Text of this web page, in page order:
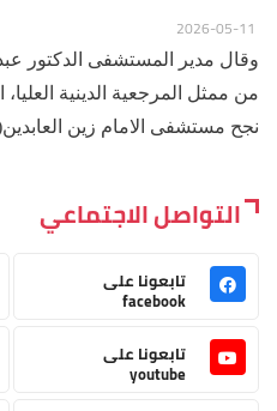
وقال مدير المستشفى الدكتور
من ممثل المرجعية الدينية
نجح مستشفى الامام زين
التواصل الاجتماعي
تابعونا على
facebook
تابعونا على
youtube